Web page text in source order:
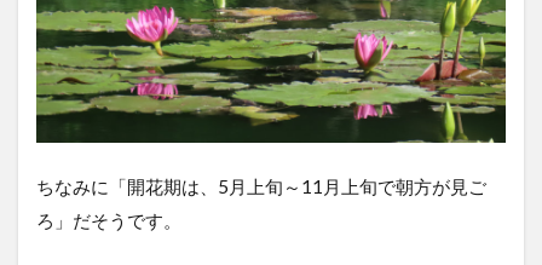
ちなみに「開花期は、5月上旬～11月上旬で朝方が見ご
ろ」だそうです。